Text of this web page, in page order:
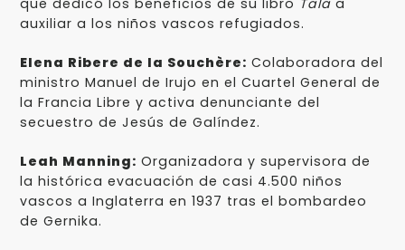
auxiliar a los niños vascos refugiados.
Elena Ribere de la Souchère: Colaboradora del
ministro Manuel de Irujo en el Cuartel General de
la Francia Libre y activa denunciante del
secuestro de Jesús de Galíndez.
Leah Manning: Organizadora y supervisora de
la histórica evacuación de casi 4.500 niños
vascos a Inglaterra en 1937 tras el bombardeo
de Gernika.